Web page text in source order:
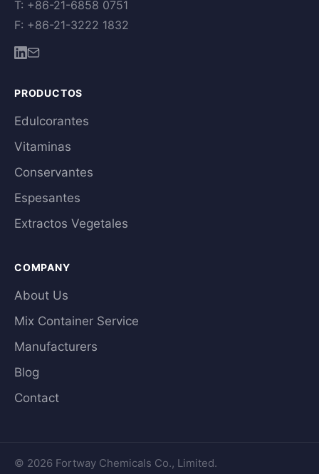
T: +86-21-6858 0751
F: +86-21-3222 1832
PRODUCTOS
Edulcorantes
Vitaminas
Conservantes
Espesantes
Extractos Vegetales
COMPANY
About Us
Mix Container Service
Manufacturers
Blog
Contact
© 2026 Fortway Chemicals Co., Limited.